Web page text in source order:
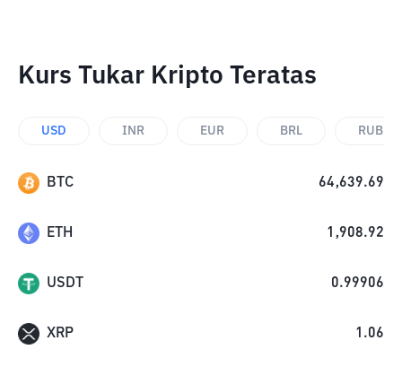
Kurs Tukar Kripto Teratas
USD INR EUR BRL RUB
BTC 64,639.69
ETH 1,908.92
USDT 0.99906
XRP 1.06